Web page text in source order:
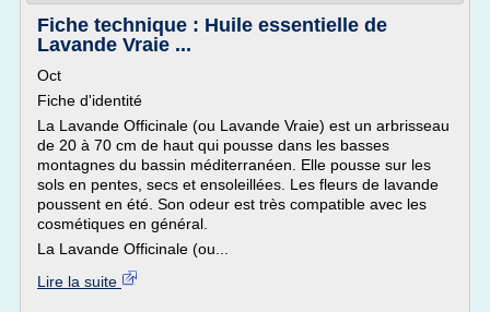
Fiche technique : Huile essentielle de
Lavande Vraie ...
Oct
Fiche d'identité
La Lavande Officinale (ou Lavande Vraie) est un arbrisseau
de 20 à 70 cm de haut qui pousse dans les basses
montagnes du bassin méditerranéen. Elle pousse sur les
sols en pentes, secs et ensoleillées. Les fleurs de lavande
poussent en été. Son odeur est très compatible avec les
cosmétiques en général.
La Lavande Officinale (ou...
Lire la suite